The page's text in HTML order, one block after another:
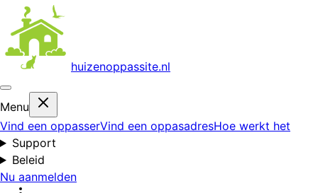
huizenoppassite.nl
Menu
Vind een oppasserVind een oppasadresHoe werkt het
Support
Beleid
Nu aanmelden